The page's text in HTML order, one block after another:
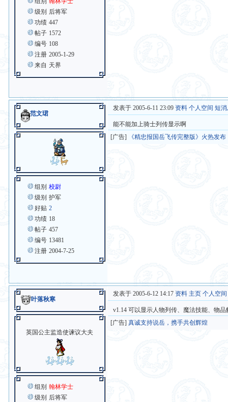
级别 后将军
功绩 447
帖子 1572
编号 108
注册 2005-1-29
来自 天界
范文珺
组别 校尉
级别 护军
好贴 2
功绩 18
帖子 457
编号 13481
注册 2004-7-25
发表于 2005-6-11 23:09 资料 个人空间 短
能不能加上骑士列传显示啊
[广告]
《精忠报国岳飞传完整版》火热发布
叶落秋寒
英国公主监造使谏议大夫
组别 翰林学士
级别 后将军
发表于 2005-6-12 14:17 资料 主页 个人空间
v1.14 可以显示人物列传、魔法技能、物
[广告]真诚支持说岳，携手共创辉煌